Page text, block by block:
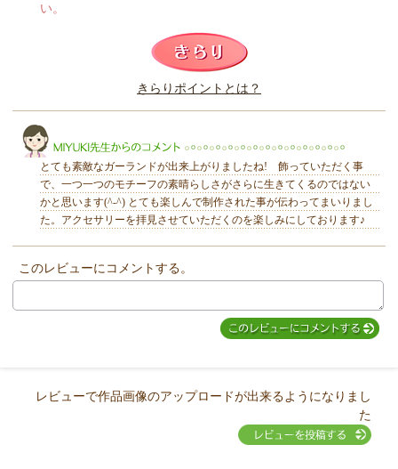
このレビューは参考になりましたか？
い。
きらりポイントとは？
とても素敵なガーランドが出来上がりましたね! 飾っていただく事
で、一つ一つのモチーフの素晴らしさがさらに生きてくるのではない
かと思います(^-^) とても楽しんで制作された事が伝わってまいりまし
た。アクセサリーを拝見させていただくのを楽しみにしております♪
このレビューにコメントする。
レビューで作品画像のアップロードが出来るようになりまし
た